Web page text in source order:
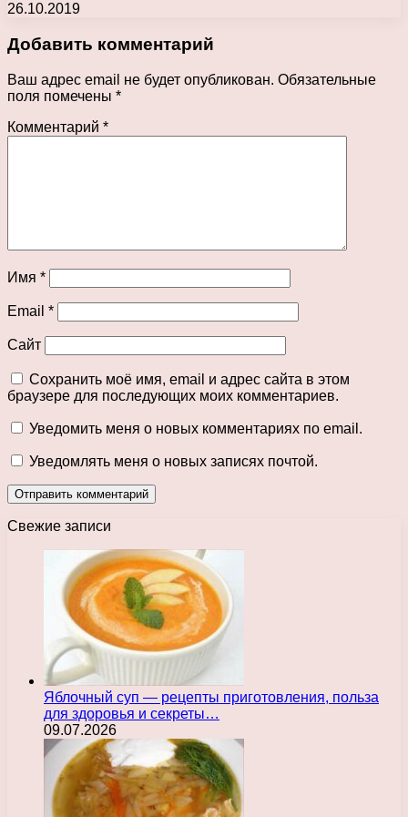
26.10.2019
Добавить комментарий
Ваш адрес email не будет опубликован. Обязательные
поля помечены *
Комментарий *
Имя *
Email *
Сайт
Сохранить моё имя, email и адрес сайта в этом
браузере для последующих моих комментариев.
Уведомить меня о новых комментариях по email.
Уведомлять меня о новых записях почтой.
Свежие записи
Яблочный суп — рецепты приготовления, польза
для здоровья и секреты…
09.07.2026